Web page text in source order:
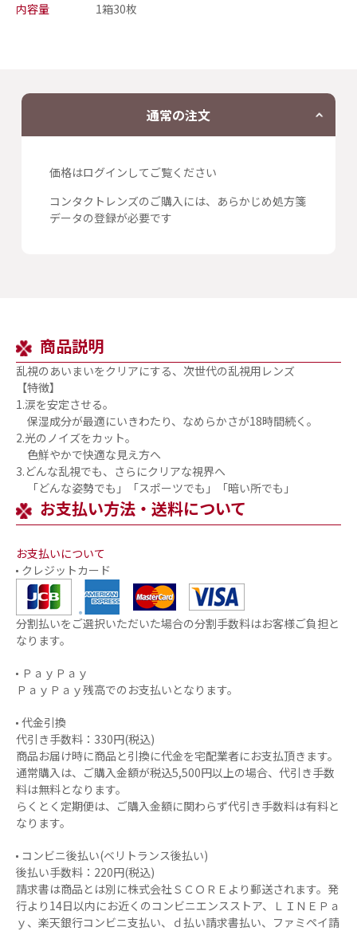
内容量
1箱30枚
通常の注文
価格はログインしてご覧ください
コンタクトレンズのご購入には、あらかじめ処方箋
データの登録が必要です
商品説明
乱視のあいまいをクリアにする、次世代の乱視用レンズ
【特徴】
1.涙を安定させる。
保湿成分が最適にいきわたり、なめらかさが18時間続く。
2.光のノイズをカット。
色鮮やかで快適な見え方へ
3.どんな乱視でも、さらにクリアな視界へ
「どんな姿勢でも」「スポーツでも」「暗い所でも」
お支払い方法・送料について
お支払いについて
クレジットカード
分割払いをご選択いただいた場合の分割手数料はお客様ご負担と
なります。
ＰａｙＰａｙ
ＰａｙＰａｙ残高でのお支払いとなります。
代金引換
代引き手数料：330円(税込)
商品お届け時に商品と引換に代金を宅配業者にお支払頂きます。
通常購入は、ご購入金額が税込5,500円以上の場合、代引き手数
料は無料となります。
らくとく定期便は、ご購入金額に関わらず代引き手数料は有料と
なります。
コンビニ後払い(ベリトランス後払い)
後払い手数料：220円(税込)
請求書は商品とは別に株式会社ＳＣＯＲＥより郵送されます。発
行より14日以内にお近くのコンビニエンスストア、ＬＩＮＥＰａ
ｙ、楽天銀行コンビニ支払い、ｄ払い請求書払い、ファミペイ請